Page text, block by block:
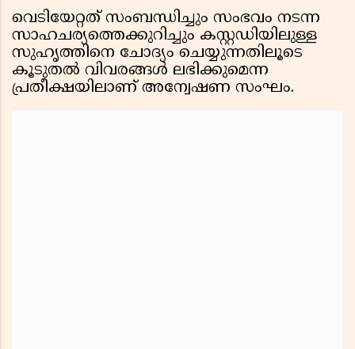
വെടിയേറ്റത് സംബന്ധിച്ചും സംഭവം നടന്ന
സാഹചര്യത്തെക്കുറിച്ചും കസ്റ്റഡിയിലുള്ള
സുഹൃത്തിനെ ചോദ്യം ചെയ്യുന്നതിലൂടെ
കൂടുതൽ വിവരങ്ങൾ ലഭിക്കുമെന്ന
പ്രതീക്ഷയിലാണ് അന്വേഷണ സംഘം.